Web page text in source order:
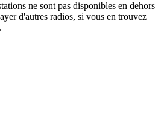
ne sont pas disponibles en dehors
d'autres radios, si vous en trouvez